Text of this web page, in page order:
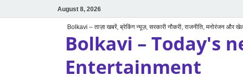
August 8, 2026
Bolkavi – ताज़ा खबरें, ब्रेकिंग न्यूज़, सरकारी नौकरी, राजनीति, मनोरंजन और
Bolkavi – Today's
Entertainment